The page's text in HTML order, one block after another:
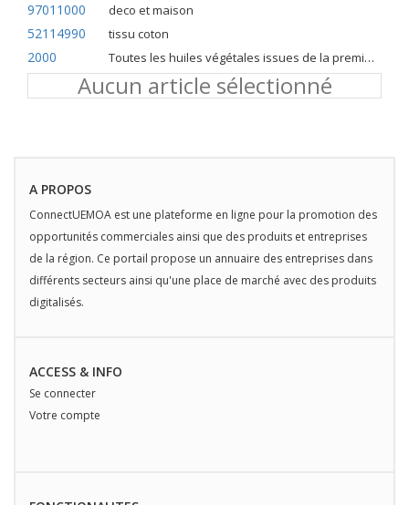
97011000 deco et maison
52114990 tissu coton
2000 Toutes les huiles végétales issues de la première pression à froid
Aucun article sélectionné
A PROPOS
ConnectUEMOA est une plateforme en ligne pour la promotion des
opportunités commerciales ainsi que des produits et entreprises
de la région. Ce portail propose un annuaire des entreprises dans
différents secteurs ainsi qu'une place de marché avec des produits
digitalisés.
ACCESS & INFO
Se connecter
Votre compte